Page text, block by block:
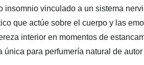
insomnio vinculado a un sistema
que actúe sobre el cuerpo y las
interior en momentos de
única para perfumería natural de autor